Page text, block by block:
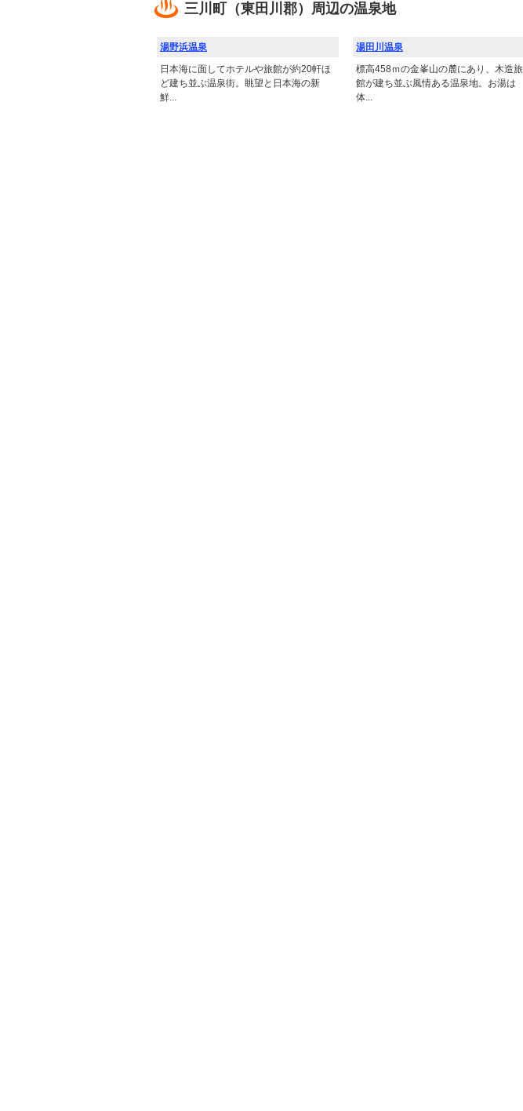
三川町（東田川郡）周辺の温泉地
湯野浜温泉
日本海に面してホテルや旅館が約20軒ほ
ど建ち並ぶ温泉街。眺望と日本海の新
鮮...
湯田川温泉
標高458ｍの金峯山の麓にあり、木造旅
館が建ち並ぶ風情ある温泉地。お湯は
体...